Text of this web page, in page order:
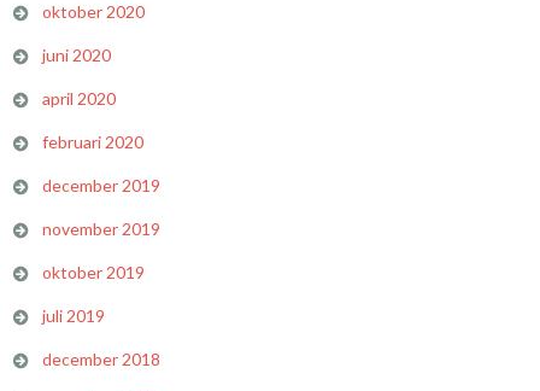
oktober 2020
juni 2020
april 2020
februari 2020
december 2019
november 2019
oktober 2019
juli 2019
december 2018